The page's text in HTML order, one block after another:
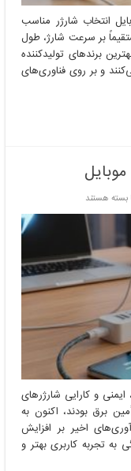
انتخاب شارژر مناسب
بر سرعت شارژ، طول
برندهای تولیدکننده
و بر روی فناوری‌های
برای
تکنولوژی‌های
در
شارژرهای
موبایل
بسته هستند
و کارایی شارژرهای
برق بودند، اکنون به
اخیر بر افزایش
به تجربه کاربری بهتر و